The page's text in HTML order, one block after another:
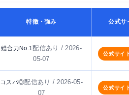
特徴・強み 公式サ
総合力No.1配信あり / 2026-
05-07
公式サイ
コスパ◎配信あり / 2026-05-
07
公式サイ